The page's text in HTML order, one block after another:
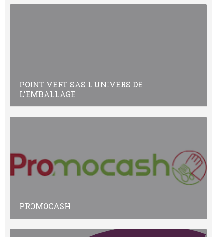
POINT VERT SAS L'UNIVERS DE
L'EMBALLAGE
PROMOCASH